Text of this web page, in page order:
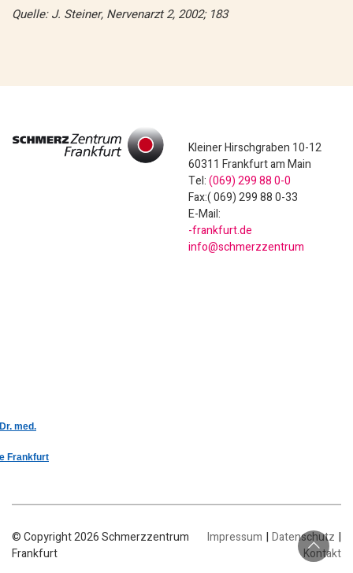
Quelle: J. Steiner, Nervenarzt 2, 2002; 183
Kleiner Hirschgraben 10-12
60311 Frankfurt am Main
Tel:(069) 299 88 0-0
Fax:( 069) 299 88 0-33
E-Mail:
ed.trufknarf-
murtnezzremhcs@ofni
med.
Frankfurt
Impressum | Datenschutz |
Kontakt
© Copyright 2026 Schmerzzentrum
Frankfurt